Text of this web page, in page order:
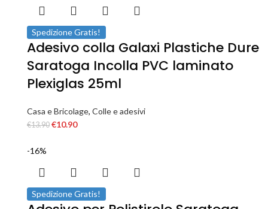
Spedizione Gratis!
Adesivo colla Galaxi Plastiche Dure
Saratoga Incolla PVC laminato
Plexiglas 25ml
Casa e Bricolage, Colle e adesivi
€13.90 €10.90
-16%
Spedizione Gratis!